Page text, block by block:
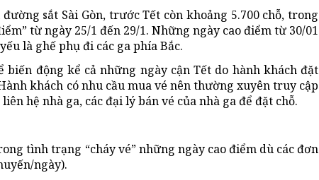
sắt Sài Gòn, trước Tết còn khoảng 5.700 chỗ, trong
từ ngày 25/1 đến 29/1. Những ngày cao điểm từ 30/01
là ghế phụ đi các ga phía Bắc.
biến động kể cả những ngày cận Tết do hành khách đặt
khách có nhu cầu mua vé nên thường xuyên truy cập
hệ nhà ga, các đại lý bán vé của nhà ga để đặt chỗ.
tình trạng “cháy vé” những ngày cao điểm dù các đơn
ngày).